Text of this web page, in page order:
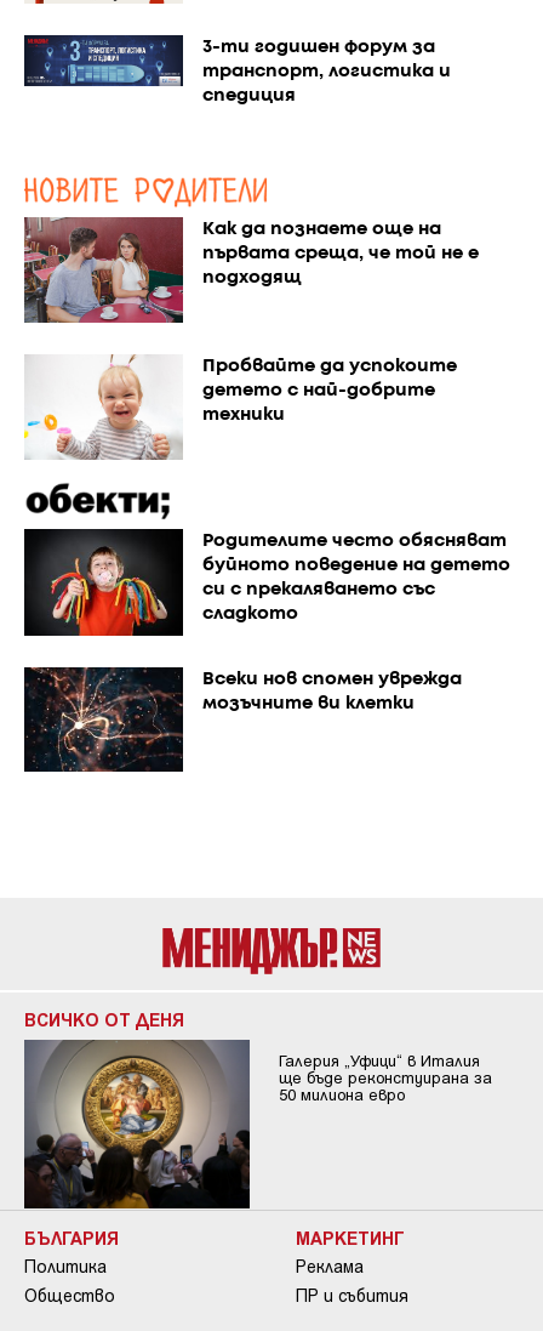
3-ти годишен форум за
транспорт, логистика и
спедиция
Как да познаете още на
първата среща, че той не е
подходящ
Пробвайте да успокоите
детето с най-добрите
техники
Родителите често обясняват
буйното поведение на детето
си с прекаляването със
сладкото
Всеки нов спомен уврежда
мозъчните ви клетки
ВСИЧКО ОТ ДЕНЯ
Галерия „Уфици“ в Италия
ще бъде реконстуирана за
50 милиона евро
БЪЛГАРИЯ
Политика
Общество
МАРКЕТИНГ
Реклама
ПР и събития